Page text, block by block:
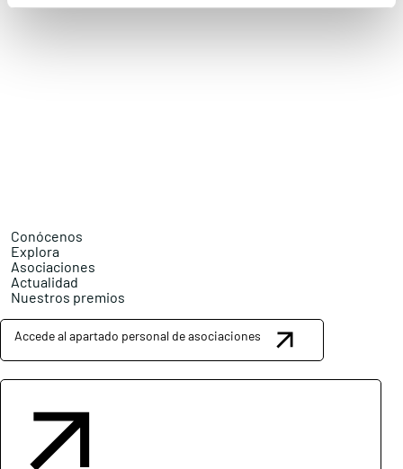
Conócenos
Explora
Asociaciones
Actualidad
Nuestros premios
Accede al apartado personal de asociaciones